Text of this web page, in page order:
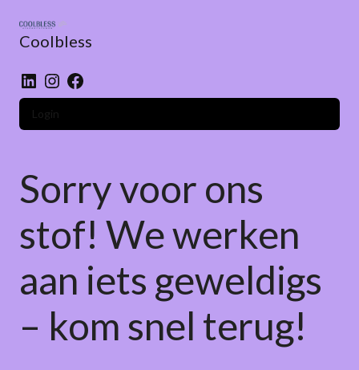
contentCoolbless
LinkedIn
Instagram
Facebook
Login
Sorry voor ons
stof! We werken
aan iets geweldigs
– kom snel terug!